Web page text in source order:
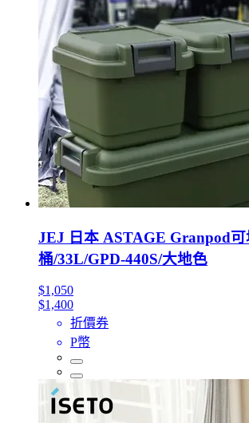
JEJ 日本 ASTAGE Granpod
桶/33L/GPD-440S/大地色
$1,050
$1,400
折價券
P幣